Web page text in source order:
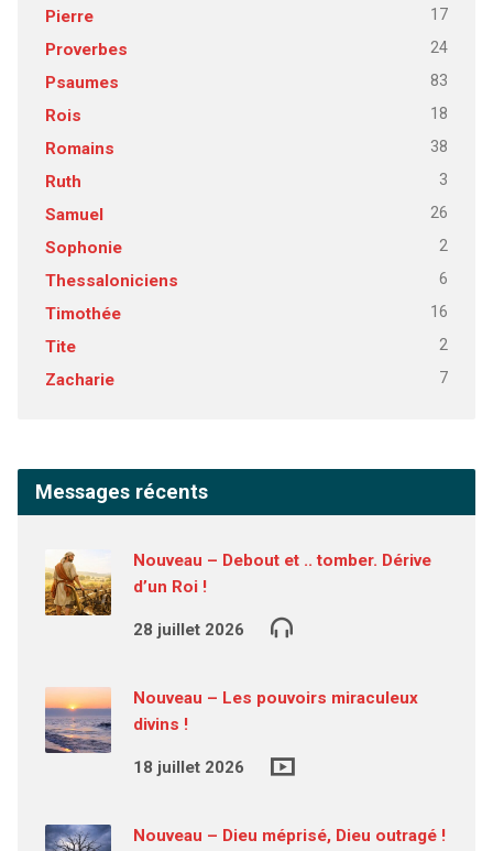
Pierre 17
Proverbes 24
Psaumes 83
Rois 18
Romains 38
Ruth 3
Samuel 26
Sophonie 2
Thessaloniciens 6
Timothée 16
Tite 2
Zacharie 7
Messages récents
Nouveau – Debout et .. tomber. Dérive
d’un Roi !
28 juillet 2026
Nouveau – Les pouvoirs miraculeux
divins !
18 juillet 2026
Nouveau – Dieu méprisé, Dieu outragé !